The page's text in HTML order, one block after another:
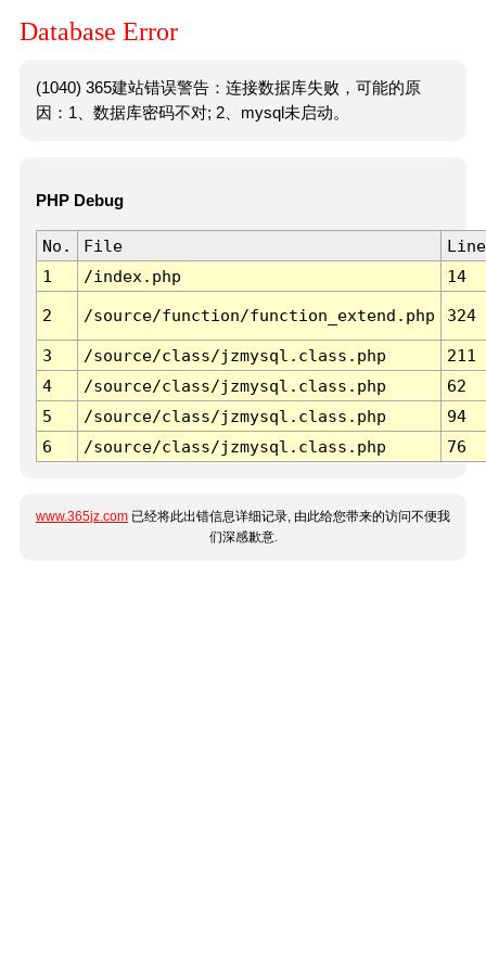
Database Error
(1040) 365建站错误警告：连接数据库失败，可能的原
因：1、数据库密码不对; 2、mysql未启动。
PHP Debug
No. File
Line
1
/index.php 14
2 /source/function/function_extend.php 324
3 /source/class/jzmysql.class.php
211
4
/source/class/jzmysql.class.php
62
5
/source/class/jzmysql.class.php
94
6
/source/class/jzmysql.class.php 76
www.365jz.com 已经将此出错信息详细记录, 由此给您带来的访问不便我
们深感歉意.